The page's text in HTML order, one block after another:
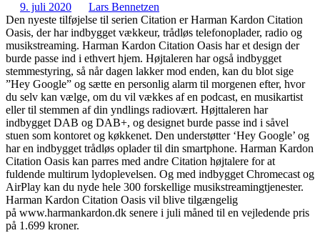
9. juli 2020
Lars Bennetzen
Den nyeste tilføjelse til serien Citation er Harman Kardon Citation
Oasis, der har indbygget vækkeur, trådløs telefonoplader, radio og
musikstreaming. Harman Kardon Citation Oasis har et design der
burde passe ind i ethvert hjem. Højtaleren har også indbygget
stemmestyring, så når dagen lakker mod enden, kan du blot sige
”Hey Google” og sætte en personlig alarm til morgenen efter, hvor
du selv kan vælge, om du vil vækkes af en podcast, en musikartist
eller til stemmen af din yndlings radiovært. Højttaleren har
indbygget DAB og DAB+, og designet burde passe ind i såvel
stuen som kontoret og køkkenet. Den understøtter ‘Hey Google’ og
har en indbygget trådløs oplader til din smartphone. Harman Kardon
Citation Oasis kan parres med andre Citation højtalere for at
fuldende multirum lydoplevelsen. Og med indbygget Chromecast og
AirPlay kan du nyde hele 300 forskellige musikstreamingtjenester.
Harman Kardon Citation Oasis vil blive tilgængelig
på www.harmankardon.dk senere i juli måned til en vejledende pris
på 1.699 kroner.